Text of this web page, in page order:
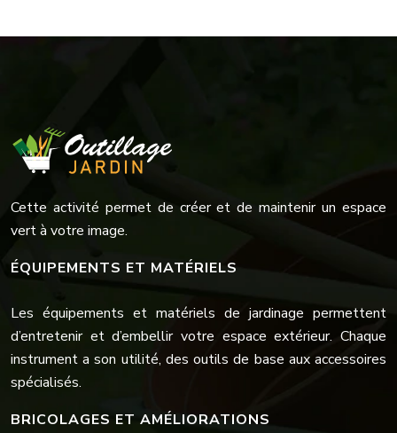
Cette activité permet de créer et de maintenir un espace
vert à votre image.
ÉQUIPEMENTS ET MATÉRIELS
Les équipements et matériels de jardinage permettent
d’entretenir et d’embellir votre espace extérieur. Chaque
instrument a son utilité, des outils de base aux accessoires
spécialisés.
BRICOLAGES ET AMÉLIORATIONS